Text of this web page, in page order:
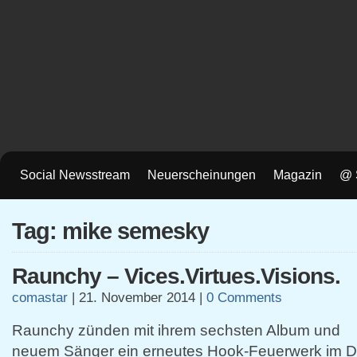
Social Newsstream Neuerscheinungen Magazin @
Tag: mike semesky
Raunchy – Vices.Virtues.Visions.
comastar | 21. November 2014 | 0 Comments
Raunchy zünden mit ihrem sechsten Album und
neuem Sänger ein erneutes Hook-Feuerwerk im